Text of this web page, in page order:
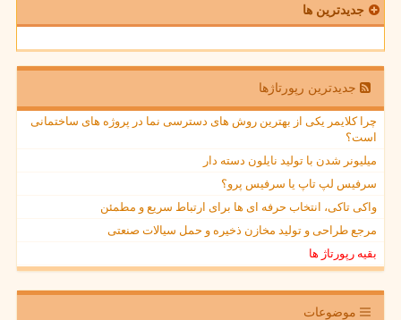
جدیدترین ها
جدیدترین رپورتاژها
چرا کلایمر یکی از بهترین روش های دسترسی نما در پروژه های ساختمانی
است؟
میلیونر شدن با تولید نایلون دسته دار
سرفیس لپ تاپ یا سرفیس پرو؟
واکی تاکی، انتخاب حرفه ای ها برای ارتباط سریع و مطمئن
مرجع طراحی و تولید مخازن ذخیره و حمل سیالات صنعتی
بقیه رپورتاژ ها
موضوعات